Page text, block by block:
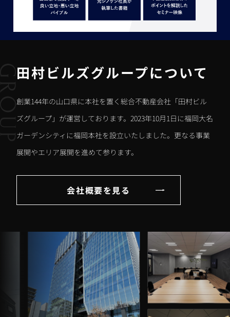
田村ビルズグループについて
創業144年の山口県に本社を置く総合不動産会社「田村ビル
ズグループ」が運営しております。2023年10月1日に福岡大名
ガーデンシティに福岡本社を設立いたしました。更なる事業
展開やエリア展開を進めて参ります。
会社概要を見る